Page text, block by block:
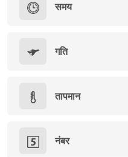
समय
गति
तापमान
नंबर